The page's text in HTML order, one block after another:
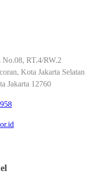
No.08, RT.4/RW.2
Kota Jakarta Selatan
Jakarta 12760